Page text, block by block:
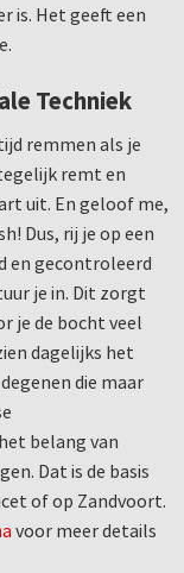
is. Het geeft een
Techniek
remmen als je
remt en
uit. En geloof me,
Dus, rij je op een
en gecontroleerd
je in. Dit zorgt
je de bocht veel
dagelijks het
die maar
belang van
Dat is de basis
of op Zandvoort.
voor meer details